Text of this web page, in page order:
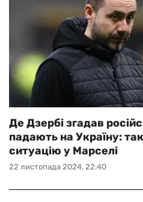
22 листопада 2024, 22:40
Де Дзербі згадав
падають на Україну:
ситуацію у Марселі